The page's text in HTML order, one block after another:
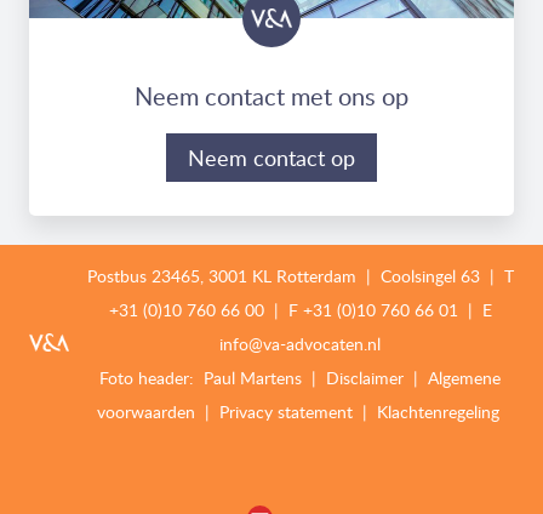
Neem contact met ons op
Neem contact op
Postbus 23465, 3001 KL Rotterdam | Coolsingel 63 | T
+31 (0)10 760 66 00| F +31 (0)10 760 66 01 | E
info@va-advocaten.nl
Foto header: Paul Martens | Disclaimer |Algemene
voorwaarden | Privacy statement| Klachtenregeling